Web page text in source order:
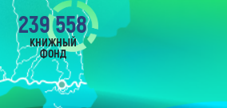
239 558
КНИЖНЫЙ
ФОНД